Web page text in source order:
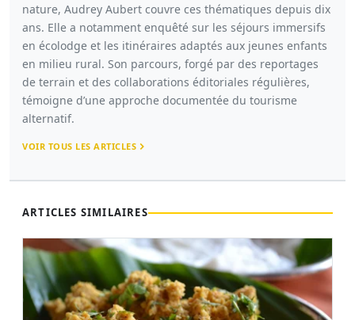
nature, Audrey Aubert couvre ces thématiques depuis dix
ans. Elle a notamment enquêté sur les séjours immersifs
en écolodge et les itinéraires adaptés aux jeunes enfants
en milieu rural. Son parcours, forgé par des reportages
de terrain et des collaborations éditoriales régulières,
témoigne d’une approche documentée du tourisme
alternatif.
VOIR TOUS LES ARTICLES
ARTICLES SIMILAIRES